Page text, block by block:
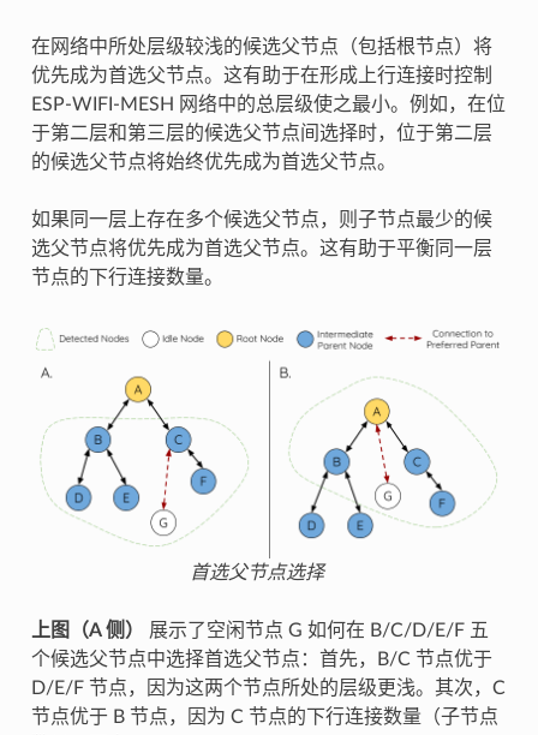
在网络中所处层级较浅的候选父节点（包括根节点）将
优先成为首选父节点。这有助于在形成上行连接时控制
ESP-WIFI-MESH 网络中的总层级使之最小。例如，在位
于第二层和第三层的候选父节点间选择时，位于第二层
的候选父节点将始终优先成为首选父节点。
如果同一层上存在多个候选父节点，则子节点最少的候
选父节点将优先成为首选父节点。这有助于平衡同一层
节点的下行连接数量。
首选父节点选择
上图（A 侧）
展示了空闲节点 G 如何在 B/C/D/E/F 五
个候选父节点中选择首选父节点：首先，B/C 节点优于
D/E/F 节点，因为这两个节点所处的层级更浅。其次，C
节点优于 B 节点，因为 C 节点的下行连接数量（子节点